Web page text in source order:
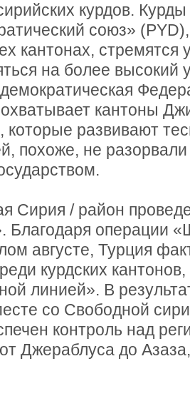
курдов.
союз»
кантонах, стремятся
на более высокий
кантоны
развивают
похоже, не
Сирия / район
Благодаря операции
августе, Турция
курдских
линией». В
со Свободной
контроль над
Джераблуса до